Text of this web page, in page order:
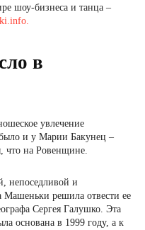
шоу-бизнеса и танца –
в
увлечение
и у Марии Бакунец –
что на Ровенщине.
непоседливой и
решила отвести ее
Сергея Галушко. Эта
основана в 1999 году, а к